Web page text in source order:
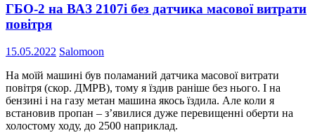
ГБО-2 на ВАЗ 2107і без датчика масової витрати
повітря
15.05.2022 Salomoon
На моїй машині був поламаний датчика масової витрати
повітря (скор. ДМРВ), тому я їздив раніше без нього. І на
бензині і на газу метан машина якось їздила. Але коли я
встановив пропан – з’явилися дуже перевищенні оберти на
холостому ходу, до 2500 наприклад.